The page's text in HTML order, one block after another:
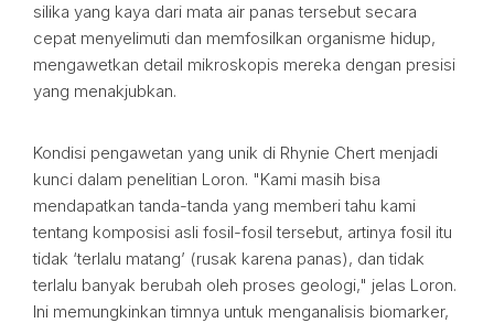
silika yang kaya dari mata air panas tersebut secara
cepat menyelimuti dan memfosilkan organisme hidup,
mengawetkan detail mikroskopis mereka dengan presisi
yang menakjubkan.
Kondisi pengawetan yang unik di Rhynie Chert menjadi
kunci dalam penelitian Loron. "Kami masih bisa
mendapatkan tanda-tanda yang memberi tahu kami
tentang komposisi asli fosil-fosil tersebut, artinya fosil itu
tidak ‘terlalu matang’ (rusak karena panas), dan tidak
terlalu banyak berubah oleh proses geologi," jelas Loron.
Ini memungkinkan timnya untuk menganalisis biomarker,